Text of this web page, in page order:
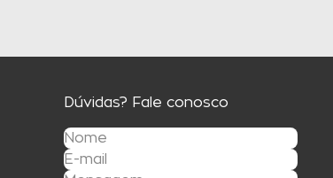
Dúvidas? Fale conosco